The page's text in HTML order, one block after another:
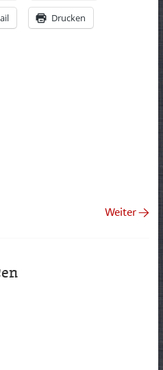
Drucken
Weiter →